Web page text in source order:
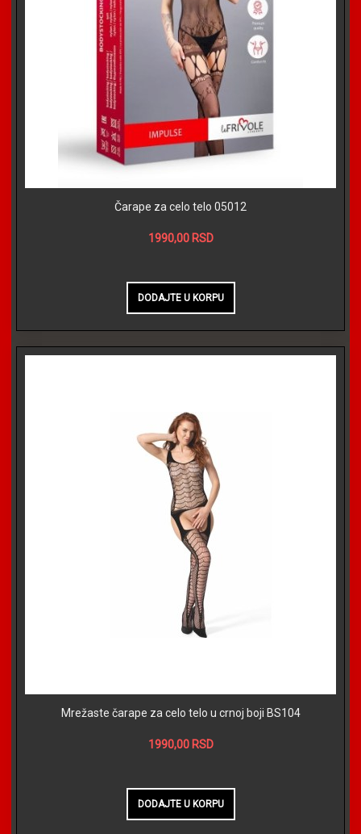
Čarape za celo telo 05012
1990,00 RSD
Mrežaste čarape za celo telo u crnoj boji BS104
1990,00 RSD